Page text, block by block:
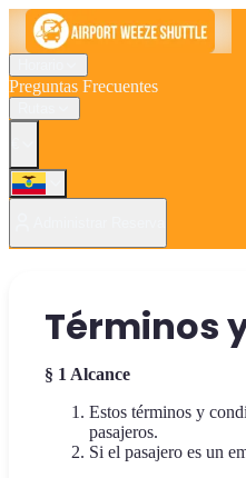
Preguntas Frecuentes
Términos
§ 1 Alcance
Estos términos y
pasajeros.
Si el pasajero es un